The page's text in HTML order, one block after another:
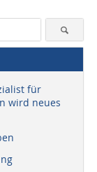
für
wird neues